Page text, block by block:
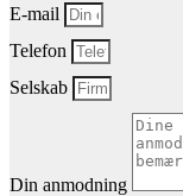
E-mail
Telefon
Selskab
Din anmodning